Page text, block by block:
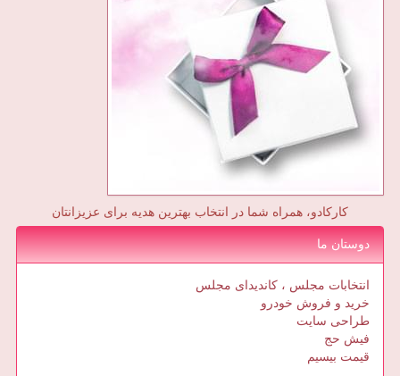
کارکادو، همراه شما در انتخاب بهترین هدیه برای عزیزانتان
دوستان ما
انتخابات مجلس ، کاندیدای مجلس
خرید و فروش خودرو
طراحی سایت
فیش حج
قیمت بیسیم